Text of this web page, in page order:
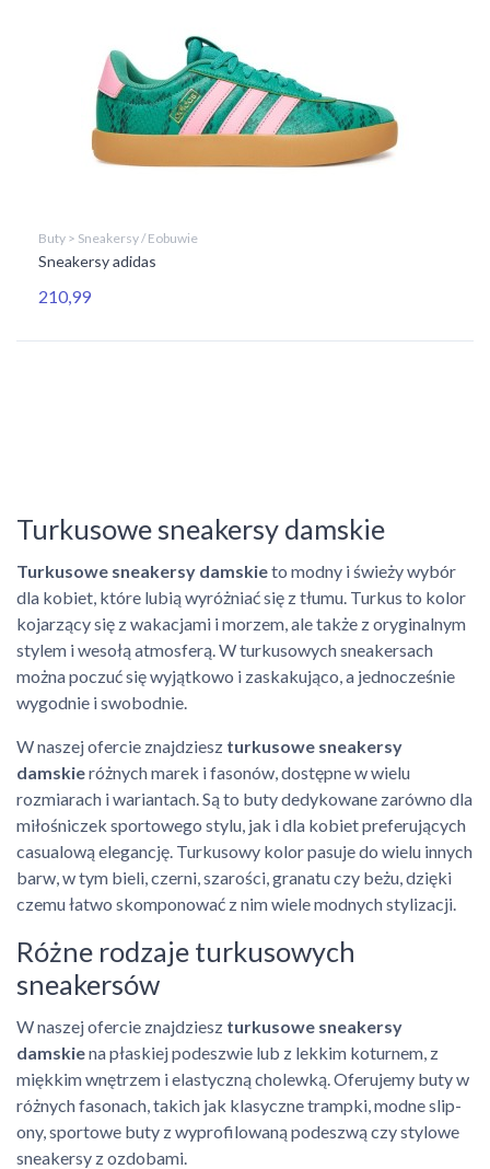
Buty > Sneakersy / Eobuwie
Sneakersy adidas
210,99
Turkusowe sneakersy damskie
Turkusowe sneakersy damskieto modny i świeży wybór
dla kobiet, które lubią wyróżniać się z tłumu. Turkus to kolor
kojarzący się z wakacjami i morzem, ale także z oryginalnym
stylem i wesołą atmosferą. W turkusowych sneakersach
można poczuć się wyjątkowo i zaskakująco, a jednocześnie
wygodnie i swobodnie.
W naszej ofercie znajdziesz turkusowe sneakersy
damskieróżnych marek i fasonów, dostępne w wielu
rozmiarach i wariantach. Są to buty dedykowane zarówno dla
miłośniczek sportowego stylu, jak i dla kobiet preferujących
casualową elegancję. Turkusowy kolor pasuje do wielu innych
barw, w tym bieli, czerni, szarości, granatu czy beżu, dzięki
czemu łatwo skomponować z nim wiele modnych stylizacji.
Różne rodzaje turkusowych
sneakersów
W naszej ofercie znajdziesz turkusowe sneakersy
damskiena płaskiej podeszwie lub z lekkim koturnem, z
miękkim wnętrzem i elastyczną cholewką. Oferujemy buty w
różnych fasonach, takich jak klasyczne trampki, modne slip-
ony, sportowe buty z wyprofilowaną podeszwą czy stylowe
sneakersy z ozdobami.